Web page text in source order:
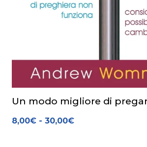
Un modo migliore di
8,00€ - 30,00€